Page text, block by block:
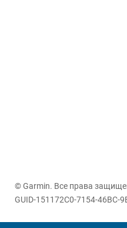
© Garmin. Все права
GUID-151172C0-7154-46BC-